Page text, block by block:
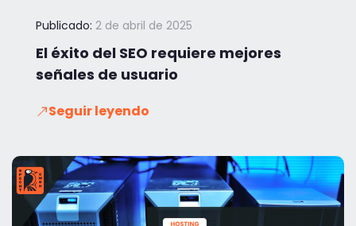
Publicado: 2 de abril de 2025
El éxito del SEO requiere mejores
señales de usuario
Seguir leyendo